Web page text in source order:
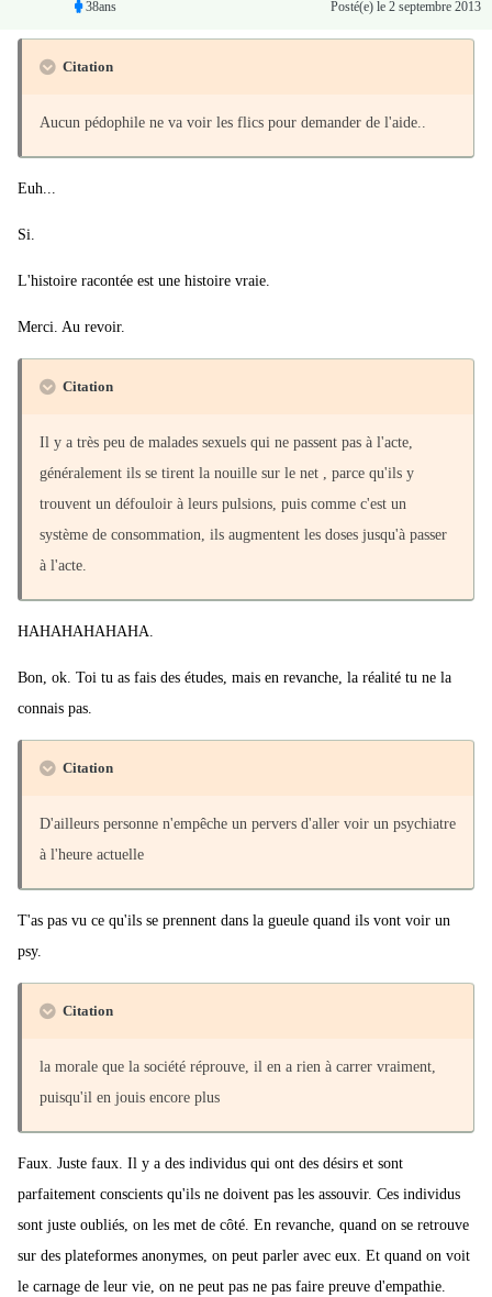
38ans Posté(e) le 2 septembre 2013
Citation
Aucun pédophile ne va voir les flics pour demander de l'aide..
Euh...
Si.
L'histoire racontée est une histoire vraie.
Merci. Au revoir.
Citation
Il y a très peu de malades sexuels qui ne passent pas à l'acte,
généralement ils se tirent la nouille sur le net , parce qu'ils y
trouvent un défouloir à leurs pulsions, puis comme c'est un
système de consommation, ils augmentent les doses jusqu'à passer
à l'acte.
HAHAHAHAHAHA.
Bon, ok. Toi tu as fais des études, mais en revanche, la réalité tu ne la
connais pas.
Citation
D'ailleurs personne n'empêche un pervers d'aller voir un psychiatre
à l'heure actuelle
T'as pas vu ce qu'ils se prennent dans la gueule quand ils vont voir un
psy.
Citation
la morale que la société réprouve, il en a rien à carrer vraiment,
puisqu'il en jouis encore plus
Faux. Juste faux. Il y a des individus qui ont des désirs et sont
parfaitement conscients qu'ils ne doivent pas les assouvir. Ces individus
sont juste oubliés, on les met de côté. En revanche, quand on se retrouve
sur des plateformes anonymes, on peut parler avec eux. Et quand on voit
le carnage de leur vie, on ne peut pas ne pas faire preuve d'empathie.